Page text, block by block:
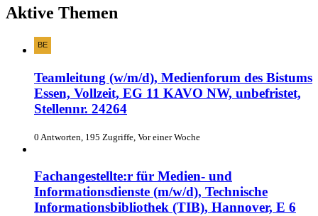
Aktive Themen
Teamleitung (w/m/d), Medienforum des Bistums
Essen, Vollzeit, EG 11 KAVO NW, unbefristet,
Stellennr. 24264
0 Antworten, 195 Zugriffe, Vor einer Woche
Fachangestellte:r für Medien- und
Informationsdienste (m/w/d), Technische
Informationsbibliothek (TIB), Hannover, E 6